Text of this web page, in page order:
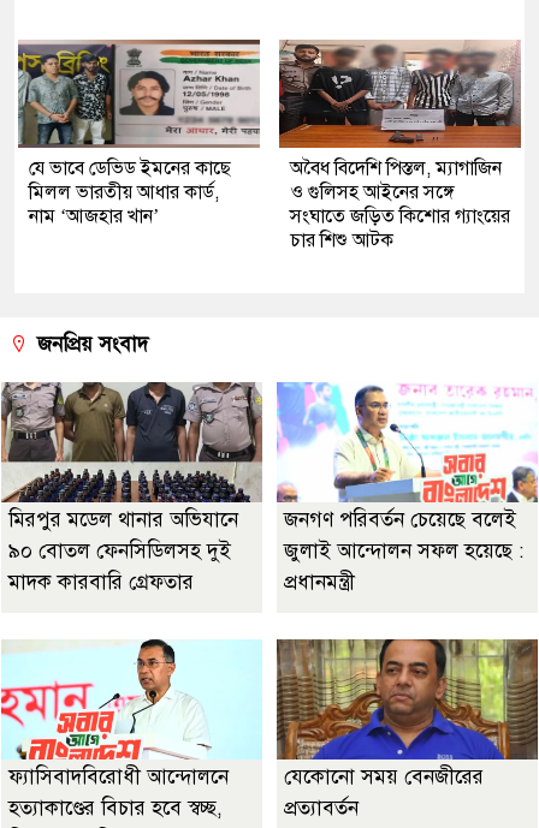
যে ভাবে ডেভিড ইমনের কাছে
মিলল ভারতীয় আধার কার্ড,
নাম ‘আজহার খান’
অবৈধ বিদেশি পিস্তল, ম্যাগাজিন
ও গুলিসহ আইনের সঙ্গে
সংঘাতে জড়িত কিশোর গ্যাংয়ের
চার শিশু আটক
জনপ্রিয় সংবাদ
মিরপুর মডেল থানার অভিযানে
৯০ বোতল ফেনসিডিলসহ দুই
মাদক কারবারি গ্রেফতার
জনগণ পরিবর্তন চেয়েছে বলেই
জুলাই আন্দোলন সফল হয়েছে :
প্রধানমন্ত্রী
ফ্যাসিবাদবিরোধী আন্দোলনে
হত্যাকাণ্ডের বিচার হবে স্বচ্ছ,
যেকোনো সময় বেনজীরের
প্রত্যাবর্তন